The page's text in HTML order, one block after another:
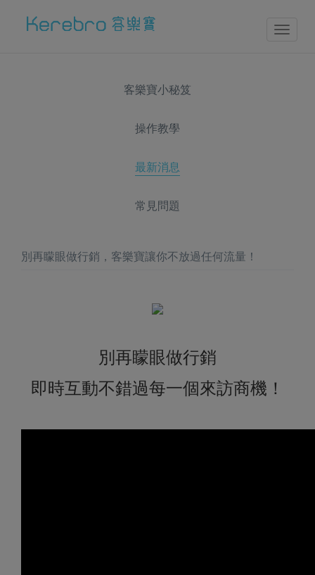
客樂寶小秘笈
操作教學
最新消息
常見問題
別再矇眼做行銷，客樂寶讓你不放過任何流量！
別再矇眼做行銷
即時互動不錯過每一個來訪商機！